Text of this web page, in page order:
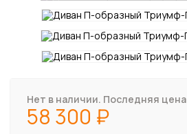
Нет в наличии. Последняя цена
58 300